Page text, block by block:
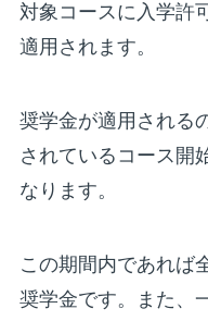
対象コースに入学許
適用されます。
奨学金が適用される
されているコース開
なります。
この期間内であれば
奨学金です。また、